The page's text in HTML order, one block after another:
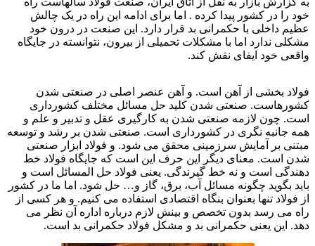
خود را در کشور پیدا کرده . اما برای ادامه این راه در یک چالش
عظیم داخلی با حکمرانی بد قرار دارد. این صنعت در درون خود
مشکلی ندارد اما با مشکلات تحمیلی از بیرون، نتوانسته در جایگاه
واقعی خود ایفای نقش کند.
فولاد بخشی از آهن است. و آهن عنصر اصلی در صنعتی شدن
کشورهاست. صنعتی شدن کلید حل مسائل مختلف کشورداری
است. چون لازمه صنعتی شدن به کارگیری عقل و تدبیر و علم و
همه جانبه نگری در کشورداری است. صنعتی شدن بر رشد و توسعه
مبتنی بر آمایش سرزمینی محقق می شود. و فولاد ابزار صنعتی
شدن است. معنای دیگر این حرف این است که جایگاه فولاد خط
دهندگی است و نه خط گیرندگی. یعنی فولاد حل المسائل است و
باید بگوید چگونه مسائل آب، برق، گاز و… حل شود. اما ما در کشور
از فولاد تنها بعنوان بنگاه اقتصادی استفاده می کنیم. و هر کسی از
راه می رسد بدون تخصص و بینش لازم درباره اداره آن نظر می
دهد. این یعنی حکمرانی بد و مشکل فولاد حکمرانی بد است.